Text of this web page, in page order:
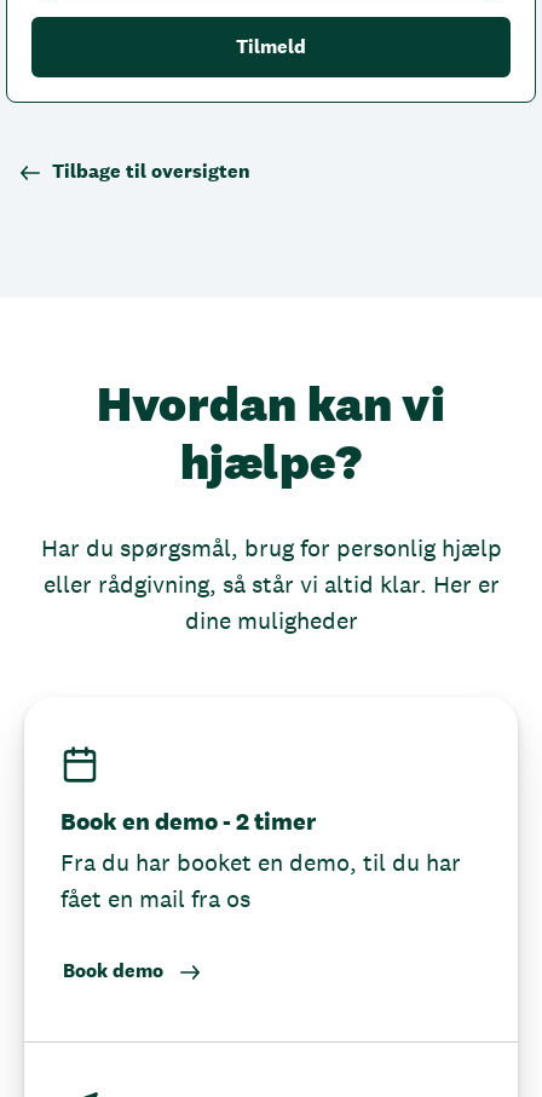
Tilbage til oversigten
Hvordan kan vi
hjælpe?
Har du spørgsmål, brug for personlig hjælp
eller rådgivning, så står vi altid klar. Her er
dine muligheder
Book en demo - 2 timer
Fra du har booket en demo, til du har
fået en mail fra os
Book demo